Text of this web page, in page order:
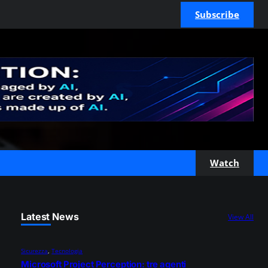
Subscribe
Watch
Latest News View All
Sicurezza , Tecnologia
Microsoft Project Perception: tre agenti